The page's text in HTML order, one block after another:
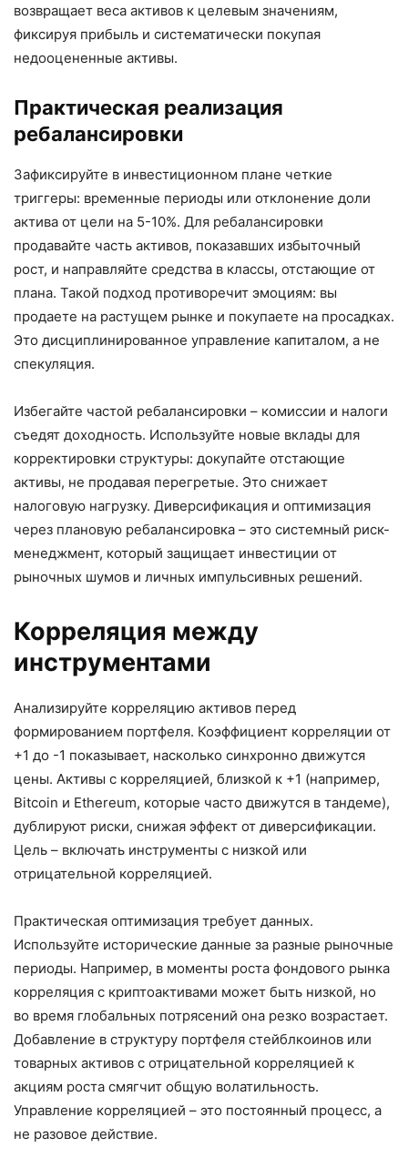
возвращает веса активов к целевым значениям,
фиксируя прибыль и систематически покупая
недооцененные активы.
Практическая реализация
ребалансировки
Зафиксируйте в инвестиционном плане четкие
триггеры: временные периоды или отклонение доли
актива от цели на 5-10%. Для ребалансировки
продавайте часть активов, показавших избыточный
рост, и направляйте средства в классы, отстающие от
плана. Такой подход противоречит эмоциям: вы
продаете на растущем рынке и покупаете на просадках.
Это дисциплинированное управление капиталом, а не
спекуляция.
Избегайте частой ребалансировки – комиссии и налоги
съедят доходность. Используйте новые вклады для
корректировки структуры: докупайте отстающие
активы, не продавая перегретые. Это снижает
налоговую нагрузку. Диверсификация и оптимизация
через плановую ребалансировка – это системный риск-
менеджмент, который защищает инвестиции от
рыночных шумов и личных импульсивных решений.
Корреляция между
инструментами
Анализируйте корреляцию активов перед
формированием портфеля. Коэффициент корреляции от
+1 до -1 показывает, насколько синхронно движутся
цены. Активы с корреляцией, близкой к +1 (например,
Bitcoin и Ethereum, которые часто движутся в тандеме),
дублируют риски, снижая эффект от диверсификации.
Цель – включать инструменты с низкой или
отрицательной корреляцией.
Практическая оптимизация требует данных.
Используйте исторические данные за разные рыночные
периоды. Например, в моменты роста фондового рынка
корреляция с криптоактивами может быть низкой, но
во время глобальных потрясений она резко возрастает.
Добавление в структуру портфеля стейблкоинов или
товарных активов с отрицательной корреляцией к
акциям роста смягчит общую волатильность.
Управление корреляцией – это постоянный процесс, а
не разовое действие.